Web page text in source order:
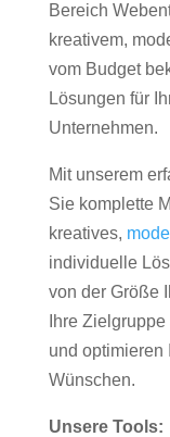
Bereich
kreativem,
vom Budget
Lösungen für
Unternehmen.
Mit unserem
Sie komplette
kreatives,
individuelle
von der Größe
Ihre
und optimieren
Wünschen.
Unsere Tools: